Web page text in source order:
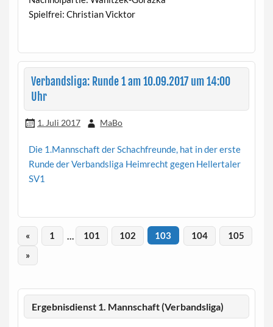
Spielfrei: Christian Vicktor
Verbandsliga: Runde 1 am 10.09.2017 um 14:00
Uhr
1. Juli 2017 MaBo
Die 1.Mannschaft der Schachfreunde, hat in der erste
Runde der Verbandsliga Heimrecht gegen Hellertaler
SV1
« 1 101 102 103 104
105
»
Ergebnisdienst 1. Mannschaft (Verbandsliga)